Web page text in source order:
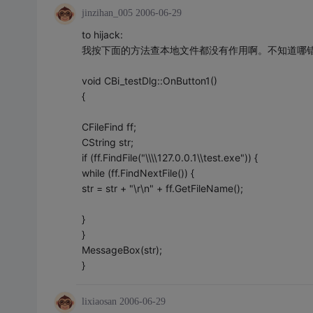
jinzihan_005 2006-06-29
to hijack:
我按下面的方法查本地文件都没有作用啊。不知道哪
void CBi_testDlg::OnButton1()
{
CFileFind ff;
CString str;
if (ff.FindFile("\\\\127.0.0.1\\test.exe")) {
while (ff.FindNextFile()) {
str = str + "\r\n" + ff.GetFileName();
}
}
MessageBox(str);
}
lixiaosan 2006-06-29